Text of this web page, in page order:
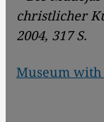
christlicher
2004, 317 S.
Museum